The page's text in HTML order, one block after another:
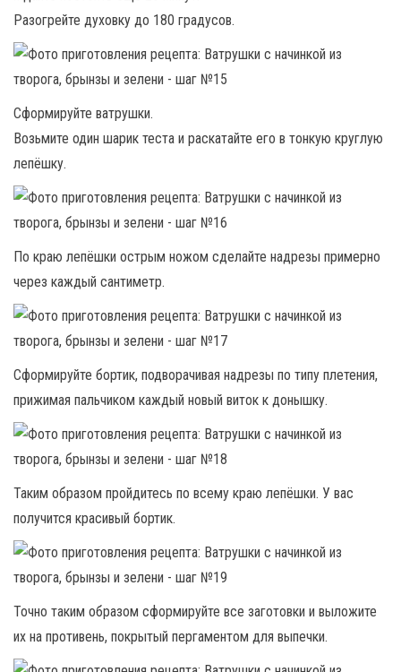
Разогрейте духовку до 180 градусов.
Сформируйте ватрушки.
Возьмите один шарик теста и раскатайте его в тонкую круглую
лепёшку.
По краю лепёшки острым ножом сделайте надрезы примерно
через каждый сантиметр.
Сформируйте бортик, подворачивая надрезы по типу плетения,
прижимая пальчиком каждый новый виток к донышку.
Таким образом пройдитесь по всему краю лепёшки. У вас
получится красивый бортик.
Точно таким образом сформируйте все заготовки и выложите
их на противень, покрытый пергаментом для выпечки.